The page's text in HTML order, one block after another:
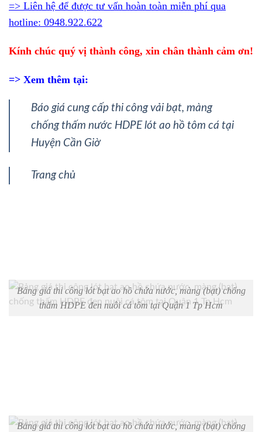
=> Liên hệ để được tư vấn hoàn toàn miễn phí qua
hotline: 0948.922.622
Kính chúc quý vị thành công, xin chân thành cảm ơn!
=> Xem thêm tại:
Báo giá cung cấp thi công vải bạt, màng
chống thấm nước HDPE lót ao hồ tôm cá tại
Huyện Cần Giờ
Trang chủ
Bảng giá thi công lót bạt ao hồ chứa nước, màng (bạt) chống
thấm HDPE đen nuôi cá tôm tại Quận 1 Tp Hcm
Bảng giá thi công lót bạt ao hồ chứa nước, màng (bạt) chống